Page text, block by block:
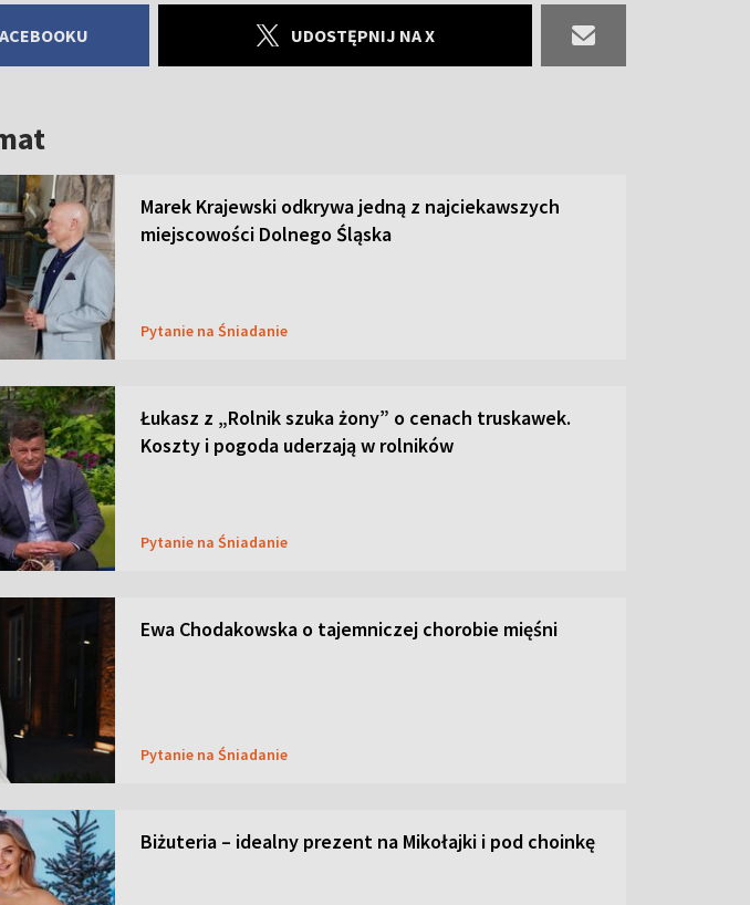
UDOSTĘPNIJ NA X
Marek Krajewski odkrywa jedną z najciekawszych
miejscowości Dolnego Śląska
Pytanie na Śniadanie
Łukasz z „Rolnik szuka żony” o cenach truskawek.
Koszty i pogoda uderzają w rolników
Pytanie na Śniadanie
Ewa Chodakowska o tajemniczej chorobie mięśni
Pytanie na Śniadanie
Biżuteria – idealny prezent na Mikołajki i pod choinkę